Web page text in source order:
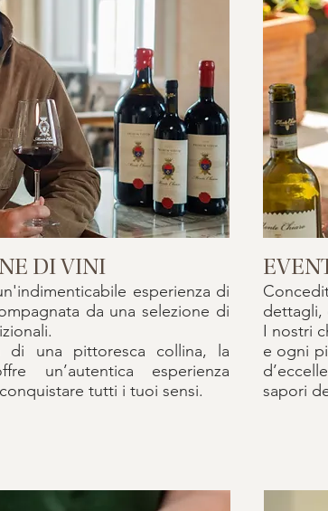
DI VINI
esperienza di
da una selezione di
di una pittoresca collina, la
un’autentica esperienza
tutti i tuoi sensi.
dettagli,
I nostri
e ogni
sapori